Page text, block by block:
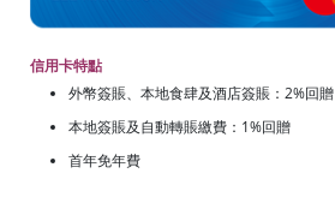
信用卡特點
外幣簽賬、本地食肆及酒店簽賬：2%回贈
本地簽賬及自動轉賬繳費：1%回贈
首年免年費